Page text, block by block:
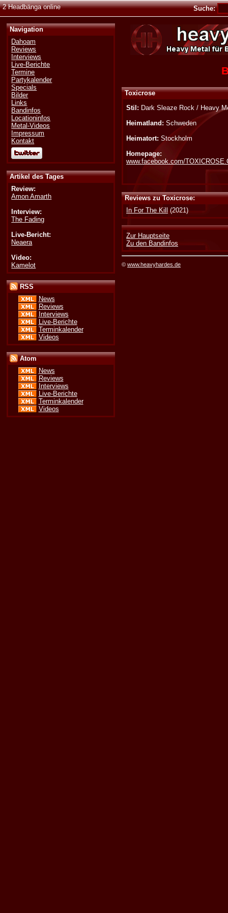
2 Headbänga online Suche:
Navigation
Dahoam
Reviews
Interviews
Live-Berichte
Termine
Partykalender
Specials
Bilder
Links
Bandinfos
Locationinfos
Metal-Videos
Impressum
Kontakt
Artikel des Tages
Review:
Amon Amarth
Interview:
The Fading
Live-Bericht:
Neaera
Video:
Kamelot
RSS
News
Reviews
Interviews
Live-Berichte
Terminkalender
Videos
Atom
News
Reviews
Interviews
Live-Berichte
Terminkalender
Videos
Toxicrose
Stil: Dark Sleaze Rock / Heavy
Heimatland: Schweden
Heimatort: Stockholm
Homepage:
www.facebook.com/
Reviews zu Toxicrose:
In For The Kill (2021)
Zur Hauptseite
Zu den Bandinfos
©www.heavyhardes.de